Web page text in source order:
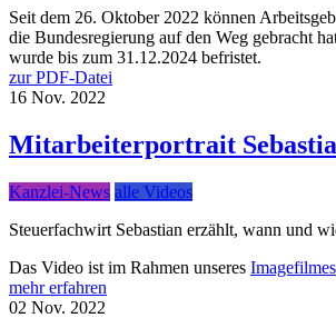
Seit dem 26. Oktober 2022 können
die Bundesregierung auf den Weg gebracht
wurde bis zum 31.12.2024 befristet.
zur PDF-Datei
16 Nov. 2022
Mitarbeiterportrait
Kanzlei-News alle Videos
Steuerfachwirt Sebastian erzählt, wann und
Das Video ist im Rahmen unseres Imagefilmes
mehr erfahren
02 Nov. 2022